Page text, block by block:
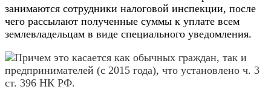
занимаются сотрудники налоговой инспекции, после
чего рассылают полученные суммы к уплате всем
землевладельцам в виде специального уведомления.
Причем это касается как обычных граждан, так и
предпринимателей (с 2015 года), что установлено ч. 3
ст. 396 НК РФ.